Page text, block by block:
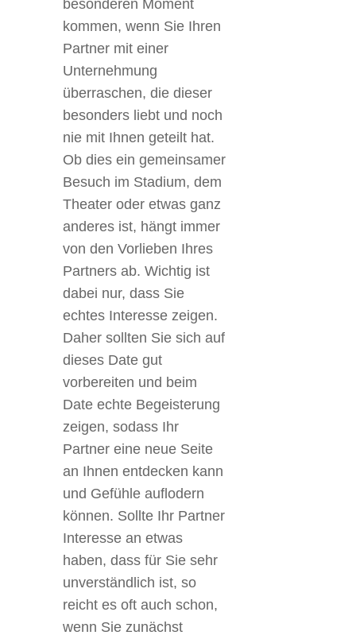
besonderen Moment
kommen, wenn Sie Ihren
Partner mit einer
Unternehmung
überraschen, die dieser
besonders liebt und noch
nie mit Ihnen geteilt hat.
Ob dies ein gemeinsamer
Besuch im Stadium, dem
Theater oder etwas ganz
anderes ist, hängt immer
von den Vorlieben Ihres
Partners ab. Wichtig ist
dabei nur, dass Sie
echtes Interesse zeigen.
Daher sollten Sie sich auf
dieses Date gut
vorbereiten und beim
Date echte Begeisterung
zeigen, sodass Ihr
Partner eine neue Seite
an Ihnen entdecken kann
und Gefühle auflodern
können. Sollte Ihr Partner
Interesse an etwas
haben, dass für Sie sehr
unverständlich ist, so
reicht es oft auch schon,
wenn Sie zunächst